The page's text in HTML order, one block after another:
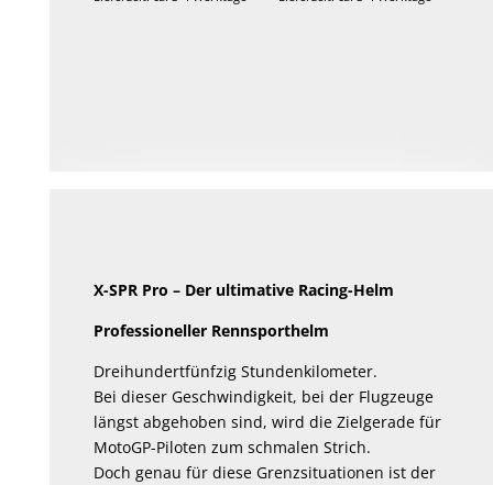
X-SPR Pro – Der ultimative Racing-Helm
Professioneller Rennsporthelm
Dreihundertfünfzig Stundenkilometer.
Bei dieser Geschwindigkeit, bei der Flugzeuge
längst abgehoben sind, wird die Zielgerade für
MotoGP-Piloten zum schmalen Strich.
Doch genau für diese Grenzsituationen ist der